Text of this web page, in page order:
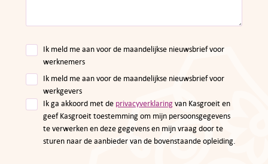
Ik meld me aan voor de maandelijkse nieuwsbrief voor
werknemers
Ik meld me aan voor de maandelijkse nieuwsbrief voor
werkgevers
Ik ga akkoord met de privacyverklaringvan Kasgroeit en
geef Kasgroeit toestemming om mijn persoonsgegevens
te verwerken en deze gegevens en mijn vraag door te
sturen naar de aanbieder van de bovenstaande opleiding.